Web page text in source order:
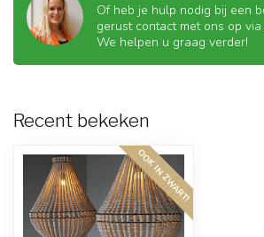
Of heb je hulp nodig bij een
gerust contact met ons op via
We helpen u graag verder!
Recent bekeken
OOK IN ZWART!